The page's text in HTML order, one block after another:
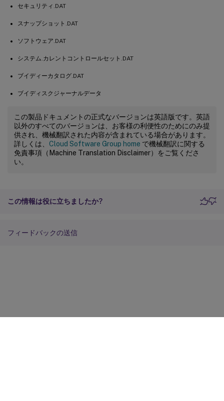
セキュリティ.DAT
スナップショット.DAT
ソフトウェア.DAT
システム.カレントコントロールセット.DAT
ブイディーカタログ.DAT
ブイディスクジャーナルデータ
この製品ドキュメントの正式なバージョンは英語版です。英語
以外のすべてのバージョンは、お客様の利便性のためにのみ提
供され、機械翻訳された内容が含まれている場合があります。
詳しくは、 Cloud Software Group home で機械翻訳に関する
免責事項（Machine Translation Disclaimer）をご覧くださ
い。
この情報は役に立ちましたか?
フィードバックの送信